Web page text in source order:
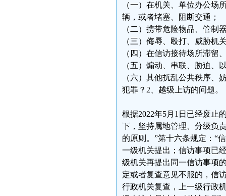
（一）在机关、单位办公场
辆，或者堵塞、阻断交通；
（二）携带危险物品、管制
（三）侮辱、殴打、威胁机
（四）在信访接待场所滞留
（五）煽动、串联、胁迫、
（六）其他扰乱公共秩序、
犯罪？2、越级上访的问题。
根据2022年5月1日已经废止
下，坚持属地管理、分级负
的原则。”第十六条规定：“
一级机关提出；信访事项已
级机关再提出同一信访事项
定或者复查意见不服的，信
行政机关复查，上一级行政